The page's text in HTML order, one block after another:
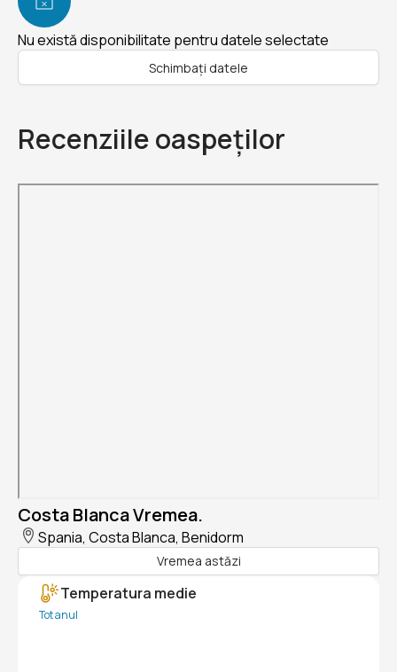
Nu există disponibilitate pentru datele selectate
Schimbați datele
Recenziile oaspeților
Costa Blanca Vremea.
Spania, Costa Blanca, Benidorm
Vremea astăzi
Temperatura medie
Tot anul